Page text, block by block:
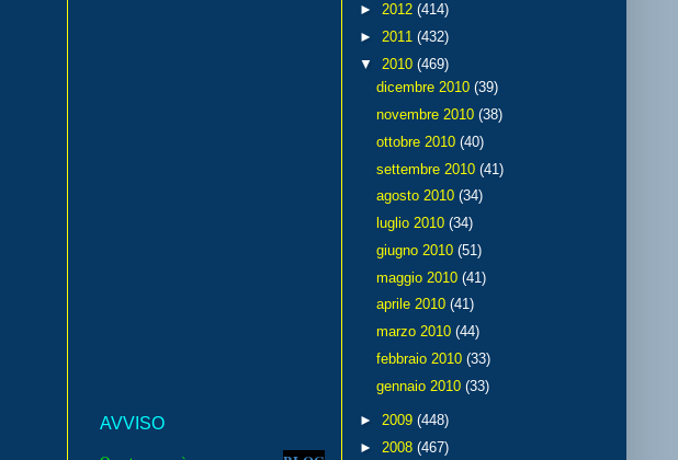
AVVISO
► 2012 (414)
► 2011 (432)
▼ 2010 (469)
dicembre 2010 (39)
novembre 2010 (38)
ottobre 2010 (40)
settembre 2010 (41)
agosto 2010 (34)
luglio 2010 (34)
giugno 2010 (51)
maggio 2010 (41)
aprile 2010 (41)
marzo 2010 (44)
febbraio 2010 (33)
gennaio 2010 (33)
► 2009 (448)
► 2008 (467)